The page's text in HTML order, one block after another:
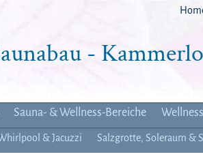
-
Sauna- & Wellness-Bereiche
& Jacuzzi Salzgrotte, Soleraum &